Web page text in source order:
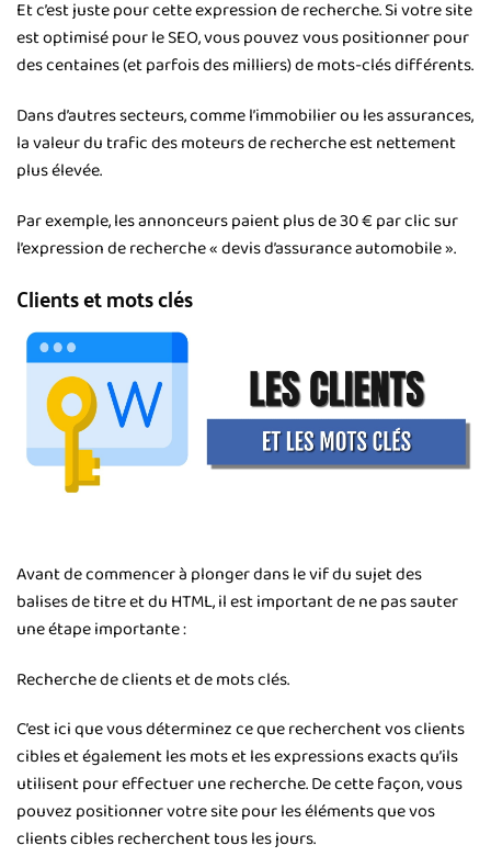
Et c’est juste pour cette expression de recherche. Si votre site
est optimisé pour le SEO, vous pouvez vous positionner pour
des centaines (et parfois des milliers) de mots-clés différents.
Dans d’autres secteurs, comme l’immobilier ou les assurances,
la valeur du trafic des moteurs de recherche est nettement
plus élevée.
Par exemple, les annonceurs paient plus de 30 € par clic sur
l’expression de recherche « devis d’assurance automobile ».
Clients et mots clés
Avant de commencer à plonger dans le vif du sujet des
balises de titre et du HTML, il est important de ne pas sauter
une étape importante :
Recherche de clients et de mots clés.
C’est ici que vous déterminez ce que recherchent vos clients
cibles et également les mots et les expressions exacts qu’ils
utilisent pour effectuer une recherche. De cette façon, vous
pouvez positionner votre site pour les éléments que vos
clients cibles recherchent tous les jours.